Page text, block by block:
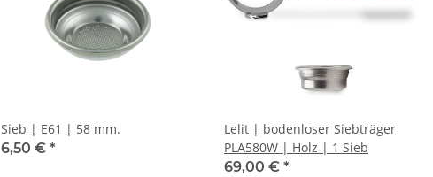
Sieb | E61 | 58 mm.
6,50 € *
Lelit | bodenloser Siebträger
PLA580W | Holz | 1 Sieb
69,00 € *